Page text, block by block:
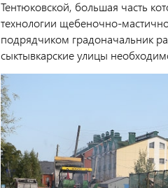
Тентюковской, большая часть
технологии щебеночно-
подрядчиком градоначальник
сыктывкарские улицы